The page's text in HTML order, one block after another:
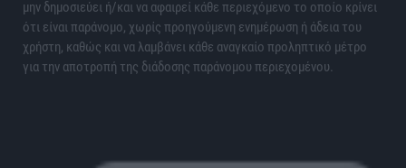
μην δημοσιεύει ή/και να αφαιρεί κάθε περιεχόμενο το οποίο κρίνει
ότι είναι παράνομο, χωρίς προηγούμενη ενημέρωση ή άδεια του
χρήστη, καθώς και να λαμβάνει κάθε αναγκαίο προληπτικό μέτρο
για την αποτροπή της διάδοσης παράνομου περιεχομένου.